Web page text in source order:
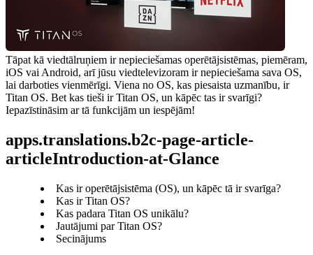
Tāpat kā viedtālruņiem ir nepieciešamas operētājsistēmas, piemēram,
iOS vai Android, arī jūsu viedtelevizoram ir nepieciešama sava OS,
lai darboties vienmērīgi. Viena no OS, kas piesaista uzmanību, ir
Titan OS. Bet kas tieši ir Titan OS, un kāpēc tas ir svarīgi?
Iepazīstināsim ar tā funkcijām un iespējām!
apps.translations.b2c-page-article-
articleIntroduction-at-Glance
Kas ir operētājsistēma (OS), un kāpēc tā ir svarīga?
Kas ir Titan OS?
Kas padara Titan OS unikālu?
Jautājumi par Titan OS?
Secinājums